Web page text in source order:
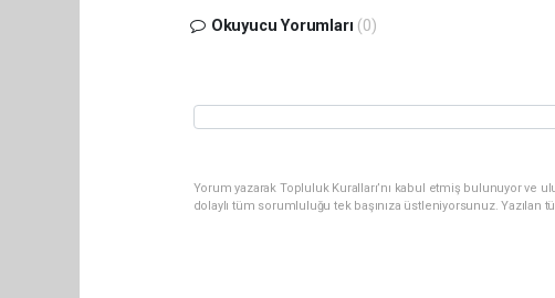
Okuyucu Yorumları (0)
Yorum yazarak Topluluk Kuralları’nı kabul etmiş bulunuyor ve
dolaylı tüm sorumluluğu tek başınıza üstleniyorsunuz.